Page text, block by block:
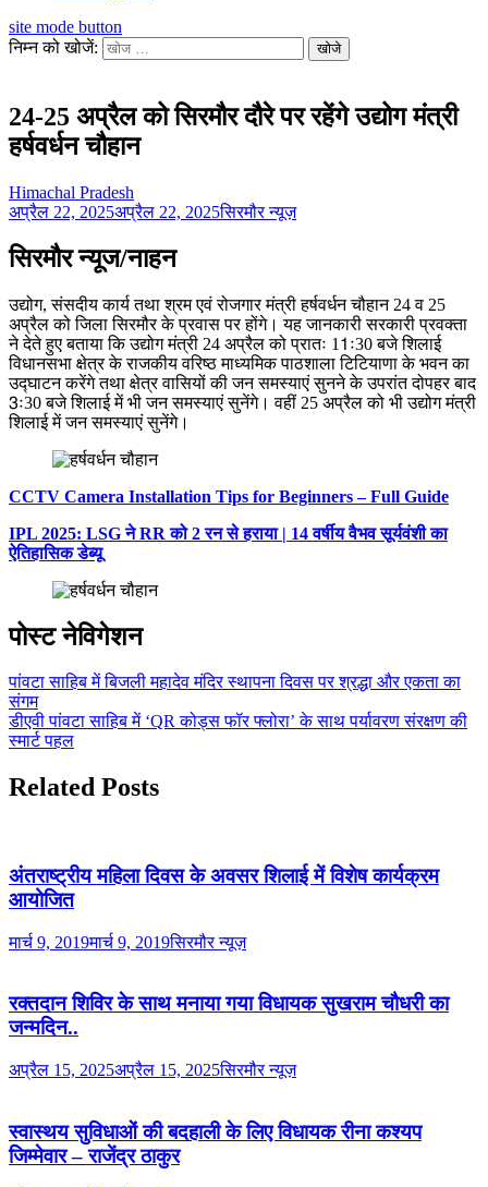
site mode button
निम्न को खोजें:
24-25 अप्रैल को सिरमौर दौरे पर रहेंगे उद्योग मंत्री
हर्षवर्धन चौहान
Himachal Pradesh
अप्रैल 22, 2025अप्रैल 22, 2025सिरमौर न्यूज़
सिरमौर न्यूज/नाहन
उद्योग, संसदीय कार्य तथा श्रम एवं रोजगार मंत्री हर्षवर्धन चौहान 24 व 25
अप्रैल को जिला सिरमौर के प्रवास पर होंगे। यह जानकारी सरकारी प्रवक्ता
ने देते हुए बताया कि उद्योग मंत्री 24 अप्रैल को प्रातः 11ः30 बजे शिलाई
विधानसभा क्षेत्र के राजकीय वरिष्ठ माध्यमिक पाठशाला टिटियाणा के भवन का
उद्घाटन करेंगे तथा क्षेत्र वासियों की जन समस्याएं सुनने के उपरांत दोपहर बाद
3ः30 बजे शिलाई में भी जन समस्याएं सुनेंगे। वहीं 25 अप्रैल को भी उद्योग मंत्री
शिलाई में जन समस्याएं सुनेंगे।
CCTV Camera Installation Tips for Beginners – Full Guide
IPL 2025: LSG ने RR को 2 रन से हराया | 14 वर्षीय वैभव सूर्यवंशी का
ऐतिहासिक डेब्यू
पोस्ट नेविगेशन
पांवटा साहिब में बिजली महादेव मंदिर स्थापना दिवस पर श्रद्धा और एकता का
संगम
डीएवी पांवटा साहिब में ‘QR कोड्स फॉर फ्लोरा’ के साथ पर्यावरण संरक्षण की
स्मार्ट पहल
Related Posts
अंतराष्ट्रीय महिला दिवस के अवसर शिलाई में विशेष कार्यक्रम
आयोजित
मार्च 9, 2019मार्च 9, 2019सिरमौर न्यूज़
रक्तदान शिविर के साथ मनाया गया विधायक सुखराम चौधरी का
जन्मदिन..
अप्रैल 15, 2025अप्रैल 15, 2025सिरमौर न्यूज़
स्वास्थय सुविधाओं की बदहाली के लिए विधायक रीना कश्यप
जिम्मेवार – राजेंद्र ठाकुर